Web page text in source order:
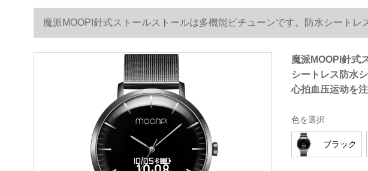
魔派MOOPI針式ストールストールは多機能ビチューンです。防水シート
します。心拍血压运动を注意します。
魔派MOOPI針式
シートレス防水
心拍血压运动を注
色を選択
ブラック